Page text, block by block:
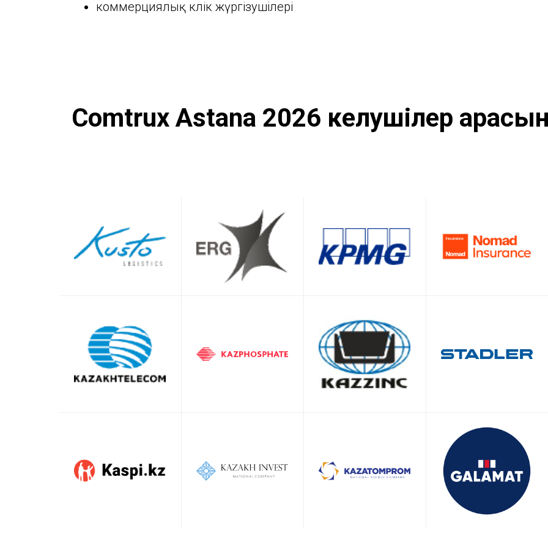
коммерциялық көлік жүргізушілері
Comtrux Astana 2026 келушілер